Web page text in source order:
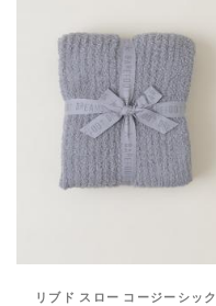
リブド スロー コージーシック